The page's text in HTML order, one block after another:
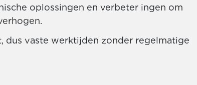
oplossingen en verbeter ingen om
dus vaste werktijden zonder regelmatige